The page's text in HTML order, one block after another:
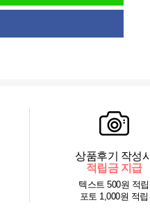
상품후기 작성시
적립금 지급
텍스트 500원 적립
포토 1,000원 적립